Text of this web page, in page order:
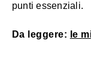
punti essenziali.
Da leggere: le